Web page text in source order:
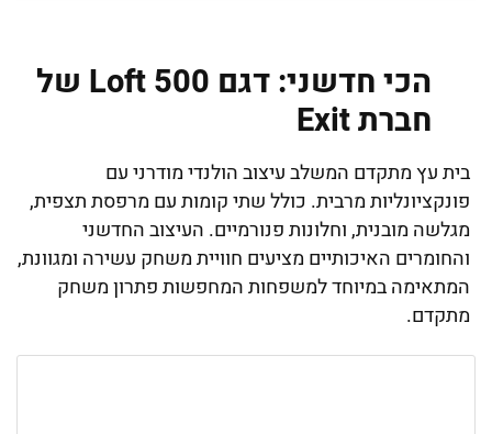
הכי חדשני: דגם Loft 500 של
חברת Exit
בית עץ מתקדם המשלב עיצוב הולנדי מודרני עם
פונקציונליות מרבית. כולל שתי קומות עם מרפסת תצפית,
מגלשה מובנית, וחלונות פנורמיים. העיצוב החדשני
והחומרים האיכותיים מציעים חוויית משחק עשירה ומגוונת,
המתאימה במיוחד למשפחות המחפשות פתרון משחק
מתקדם.